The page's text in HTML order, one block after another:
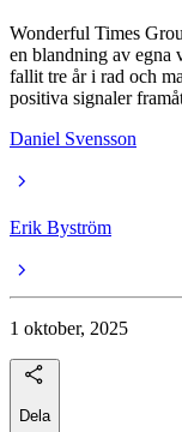
Wonderful Times
en blandning av egna
fallit tre år i rad och
positiva signaler
Daniel Svensson
Erik Byström
1 oktober, 2025
Dela